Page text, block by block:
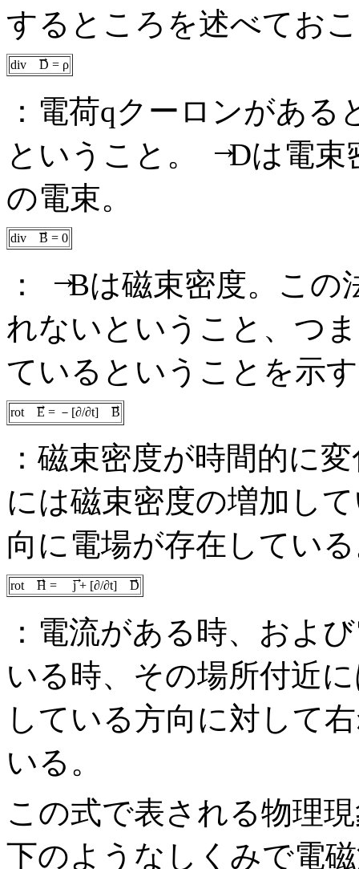
するところを述べてお
div
→
D = ρ
：電荷qクーロンがあ
ということ。
→Dは電束
の電束。
div
→
B = 0
： →Bは磁束密度。この
れないということ、つ
ているということを示
rot
→
E = －[∂/∂t]
→
B
：磁束密度が時間的に
には磁束密度の増加し
向に電場が存在してい
rot
→
H =
→
j + [∂/∂t]
→
D
：電流がある時、およ
いる時、その場所付近
している方向に対して
いる。
この式で表される物理
下のようなしくみで電